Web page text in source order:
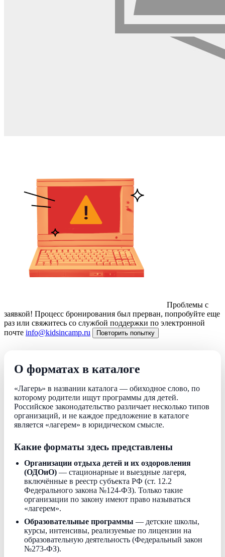
Проблемы с
заявкой! Процесс бронирования был прерван, попробуйте еще
раз или свяжитесь со службой поддержки по электронной
почте info@kidsincamp.ru Повторить попытку
О форматах в каталоге
«Лагерь» в названии каталога — обиходное слово, по
которому родители ищут программы для детей.
Российское законодательство различает несколько типов
организаций, и не каждое предложение в каталоге
является «лагерем» в юридическом смысле.
Какие форматы здесь представлены
Организации отдыха детей и их оздоровления
(ОДОиО) — стационарные и выездные лагеря,
включённые в реестр субъекта РФ (ст. 12.2
Федерального закона №124-ФЗ). Только такие
организации по закону имеют право называться
«лагерем».
Образовательные программы — детские школы,
курсы, интенсивы, реализуемые по лицензии на
образовательную деятельность (Федеральный закон
№273-ФЗ).